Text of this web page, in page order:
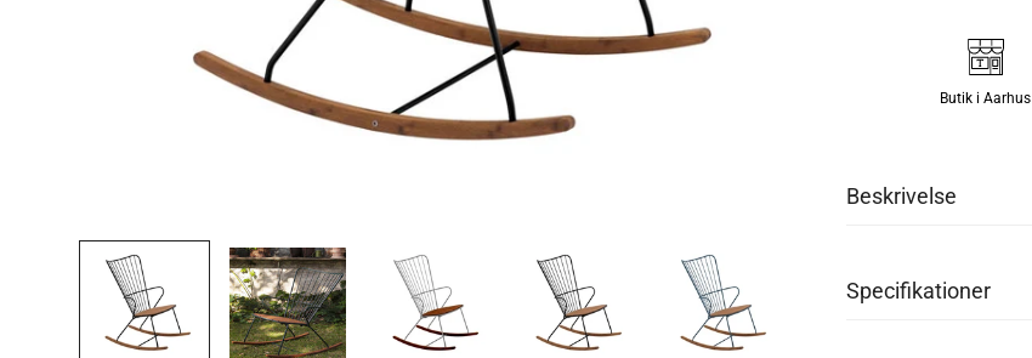
Butik i Aarhus
Beskrivelse
Specifikationer